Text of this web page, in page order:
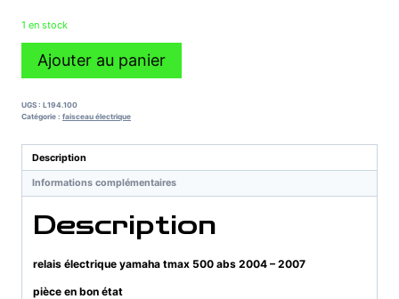
1 en stock
quantité
électrique
yamaha
500
abs
2004
2007
Ajouter au panier
UGS : L194.100
Catégorie : faisceau électrique
Description
Informations complémentaires
Description
relais électrique yamaha tmax 500 abs 2004 – 2007
pièce en bon état